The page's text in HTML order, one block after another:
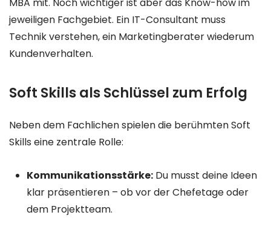
MBA mit. Noch wichtiger ist aber das Know-how im
jeweiligen Fachgebiet. Ein IT-Consultant muss
Technik verstehen, ein Marketingberater wiederum
Kundenverhalten.
Soft Skills als Schlüssel zum Erfolg
Neben dem Fachlichen spielen die berühmten Soft
Skills eine zentrale Rolle:
Kommunikationsstärke:Du musst deine Ideen
klar präsentieren – ob vor der Chefetage oder
dem Projektteam.